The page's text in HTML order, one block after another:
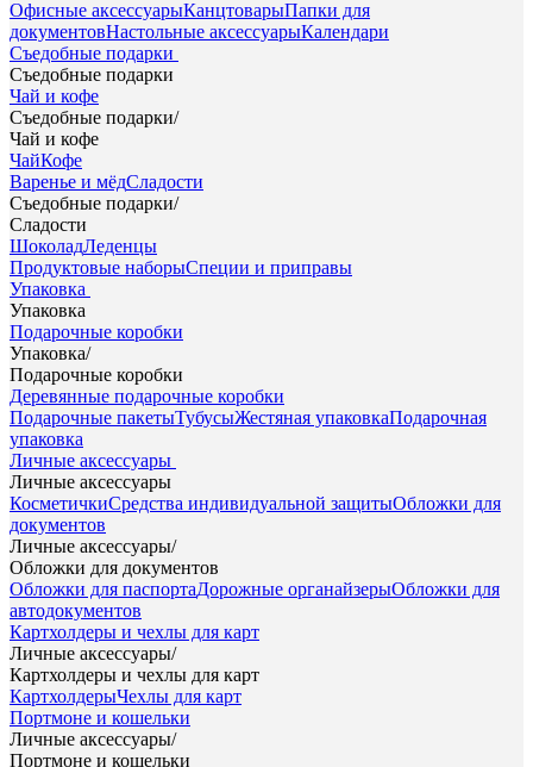
Офисные аксессуарыКанцтоварыПапки для
документовНастольные аксессуарыКалендари
Съедобные подарки
Съедобные подарки
Чай и кофе
Съедобные подарки/
Чай и кофе
ЧайКофе
Варенье и мёдСладости
Съедобные подарки/
Сладости
ШоколадЛеденцы
Продуктовые наборыСпеции и приправы
Упаковка
Упаковка
Подарочные коробки
Упаковка/
Подарочные коробки
Деревянные подарочные коробки
Подарочные пакетыТубусыЖестяная упаковкаПодарочная
упаковка
Личные аксессуары
Личные аксессуары
КосметичкиСредства индивидуальной защитыОбложки для
документов
Личные аксессуары/
Обложки для документов
Обложки для паспортаДорожные органайзерыОбложки для
автодокументов
Картхолдеры и чехлы для карт
Личные аксессуары/
Картхолдеры и чехлы для карт
КартхолдерыЧехлы для карт
Портмоне и кошельки
Личные аксессуары/
Портмоне и кошельки